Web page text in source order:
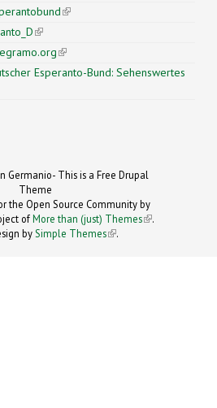
(link is external)
(link is external)
(link is external)
Esperanto-Bund: Sehenswertes
Germanio- This is a Free Drupal
Theme
the Open Source Community by
ofMore than (just) Themes (link is
.
bySimple Themes
(link is
.